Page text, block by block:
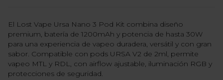
El Lost Vape Ursa Nano 3 Pod Kit combina diseño
premium, batería de 1200mAh y potencia de hasta 30W
para una experiencia de vapeo duradera, versátil y con gran
sabor. Compatible con pods URSA V2 de 2ml, permite
vapeo MTL y RDL, con airflow ajustable, iluminación RGB y
protecciones de seguridad.